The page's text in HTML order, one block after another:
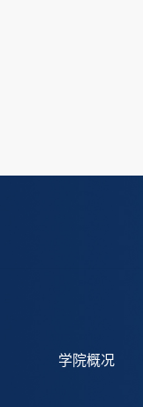
学院概况